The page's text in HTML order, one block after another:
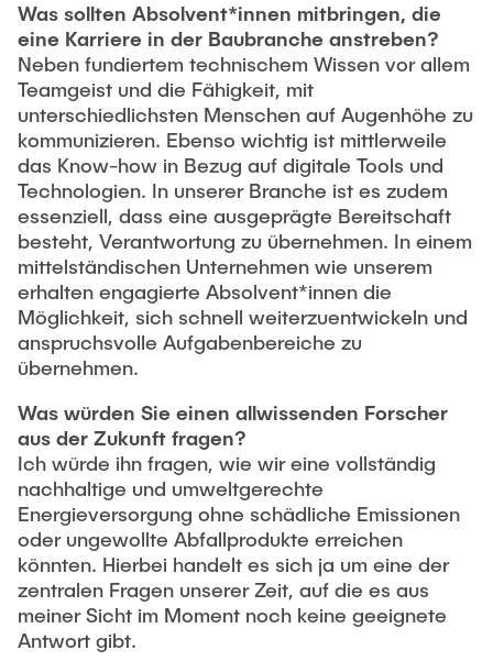
Was sollten Absolvent*innen mitbringen, die
eine Karriere in der Baubranche anstreben?
Neben fundiertem technischem Wissen vor allem
Teamgeist und die Fähigkeit, mit
unterschiedlichsten Menschen auf Augenhöhe zu
kommunizieren. Ebenso wichtig ist mittlerweile
das Know-how in Bezug auf digitale Tools und
Technologien. In unserer Branche ist es zudem
essenziell, dass eine ausgeprägte Bereitschaft
besteht, Verantwortung zu übernehmen. In einem
mittelständischen Unternehmen wie unserem
erhalten engagierte Absolvent*innen die
Möglichkeit, sich schnell weiterzuentwickeln und
anspruchsvolle Aufgabenbereiche zu
übernehmen.
Was würden Sie einen allwissenden Forscher
aus der Zukunft fragen?
Ich würde ihn fragen, wie wir eine vollständig
nachhaltige und umweltgerechte
Energieversorgung ohne schädliche Emissionen
oder ungewollte Abfallprodukte erreichen
könnten. Hierbei handelt es sich ja um eine der
zentralen Fragen unserer Zeit, auf die es aus
meiner Sicht im Moment noch keine geeignete
Antwort gibt.